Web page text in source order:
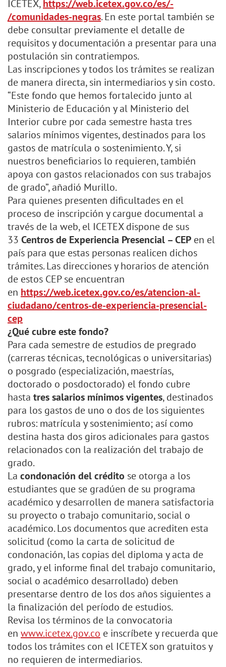
ICETEX,https://web.icetex.gov.co/es/-
/comunidades-negras. En este portal también se
debe consultar previamente el detalle de
requisitos y documentación a presentar para una
postulación sin contratiempos.
Las inscripciones y todos los trámites se realizan
de manera directa, sin intermediarios y sin costo.
“Este fondo que hemos fortalecido junto al
Ministerio de Educación y al Ministerio del
Interior cubre por cada semestre hasta tres
salarios mínimos vigentes, destinados para los
gastos de matrícula o sostenimiento. Y, si
nuestros beneficiarios lo requieren, también
apoya con gastos relacionados con sus trabajos
de grado”, añadió Murillo.
Para quienes presenten dificultades en el
proceso de inscripción y cargue documental a
través de la web, el ICETEX dispone de sus
33 Centros de Experiencia Presencial – CEP en el
país para que estas personas realicen dichos
trámites. Las direcciones y horarios de atención
de estos CEP se encuentran
en https://web.icetex.gov.co/es/atencion-al-
ciudadano/centros-de-experiencia-presencial-
cep
¿Qué cubre este fondo?
Para cada semestre de estudios de pregrado
(carreras técnicas, tecnológicas o universitarias)
o posgrado (especialización, maestrías,
doctorado o posdoctorado) el fondo cubre
hasta tres salarios mínimos vigentes, destinados
para los gastos de uno o dos de los siguientes
rubros: matrícula y sostenimiento; así como
destina hasta dos giros adicionales para gastos
relacionados con la realización del trabajo de
grado.
La condonación del crédito se otorga a los
estudiantes que se gradúen de su programa
académico y desarrollen de manera satisfactoria
su proyecto o trabajo comunitario, social o
académico. Los documentos que acrediten esta
solicitud (como la carta de solicitud de
condonación, las copias del diploma y acta de
grado, y el informe final del trabajo comunitario,
social o académico desarrollado) deben
presentarse dentro de los dos años siguientes a
la finalización del período de estudios.
Revisa los términos de la convocatoria
en www.icetex.gov.co e inscríbete y recuerda que
todos los trámites con el ICETEX son gratuitos y
no requieren de intermediarios.